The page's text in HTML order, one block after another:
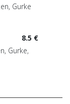
Gurke
8.5 €
Gurke,